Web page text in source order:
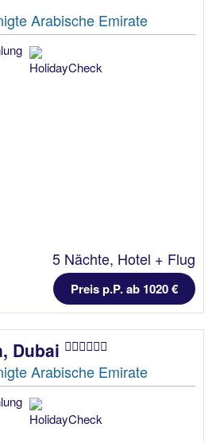
Arabische Emirate
5 Nächte, Hotel + Flug
Preis p.P. ab 1020 €
Dubai
Arabische Emirate